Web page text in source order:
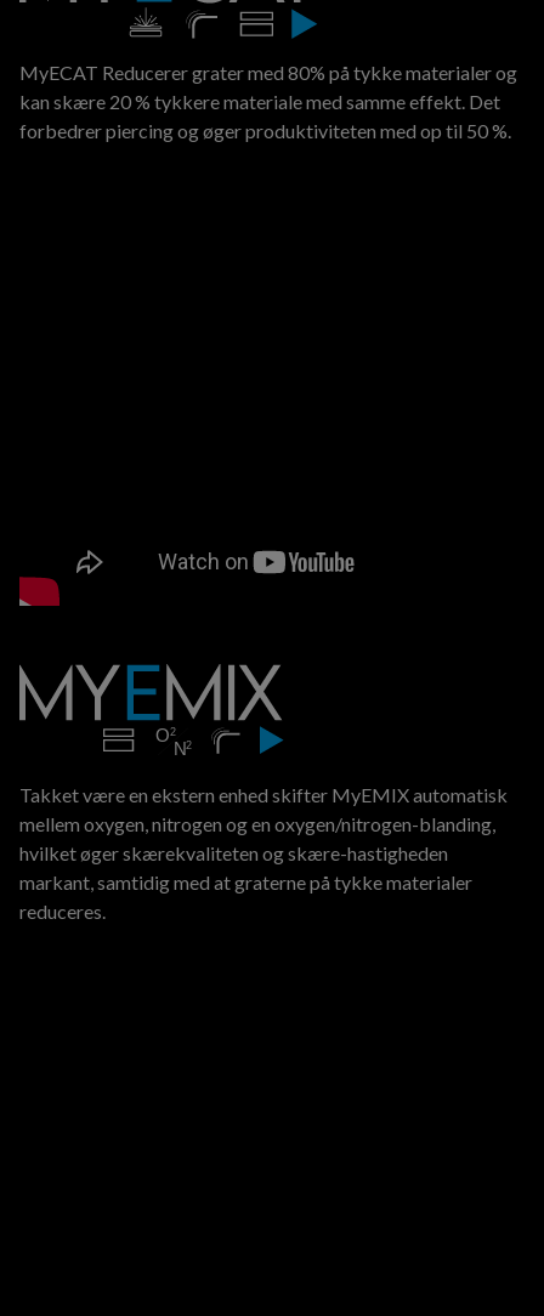
MyECAT Reducerer grater med 80% på tykke materialer og
kan skære 20 % tykkere materiale med samme effekt. Det
forbedrer piercing og øger produktiviteten med op til 50 %.
Takket være en ekstern enhed skifter MyEMIX automatisk
mellem oxygen, nitrogen og en oxygen/nitrogen-blanding,
hvilket øger skærekvaliteten og skære-hastigheden
markant, samtidig med at graterne på tykke materialer
reduceres.